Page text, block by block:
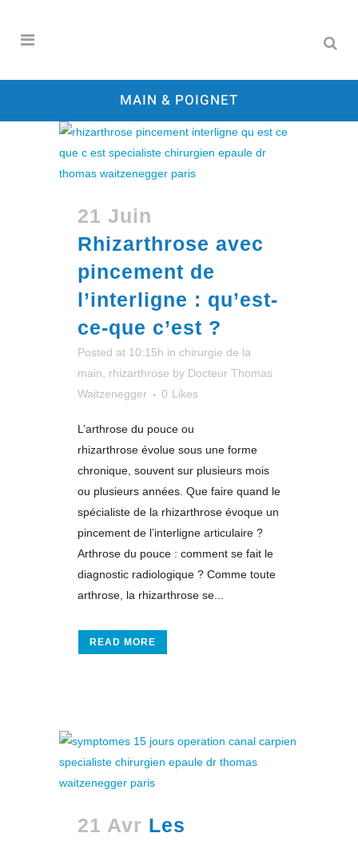
MAIN & POIGNET
21 Juin
Rhizarthrose avec
pincement de
l’interligne : qu’est-
ce-que c’est ?
Posted at 10:15h in chirurgie de la
main
rhizarthrose by Docteur Thomas
Waitzenegger
0 Likes
L’arthrose du pouce ou
rhizarthrose évolue sous une forme
chronique, souvent sur plusieurs mois
ou plusieurs années. Que faire quand le
spécialiste de la rhizarthrose évoque un
pincement de l’interligne articulaire ?
Arthrose du pouce : comment se fait le
diagnostic radiologique ? Comme toute
arthrose, la rhizarthrose se...
READ MORE
21 Avr Les